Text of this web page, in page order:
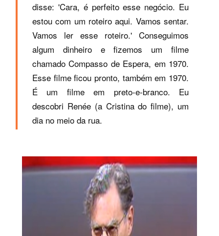
disse: 'Cara, é perfeito esse negócio. Eu
estou com um roteiro aqui. Vamos sentar.
Vamos ler esse roteiro.' Conseguimos
algum dinheiro e fizemos um filme
chamado Compasso de Espera, em 1970.
Esse filme ficou pronto, também em 1970.
É um filme em preto-e-branco. Eu
descobri Renée (a Cristina do filme), um
dia no meio da rua.